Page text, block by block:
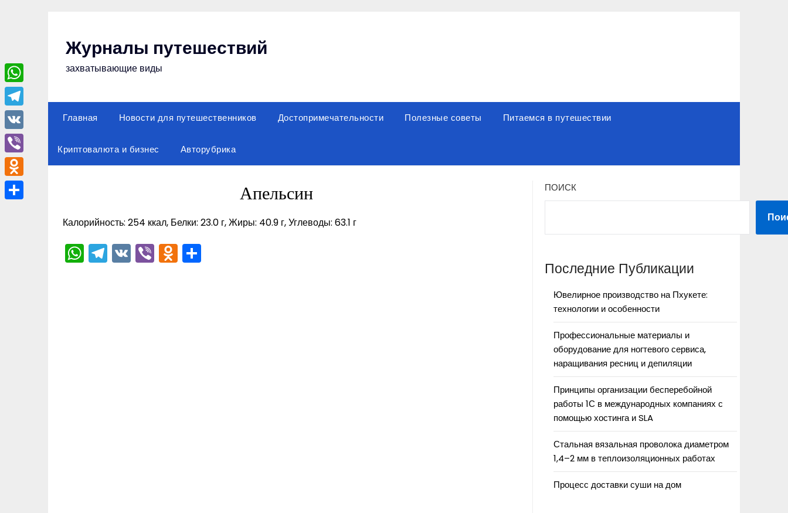
Журналы путешествий
захватывающие виды
Главная Новости для путешественников Достопримечательности Полезные советы Питаемся в путешествии
Криптовалюта и бизнес Авторубрика
Апельсин
Калорийность: 254 ккал, Белки: 23.0 г, Жиры: 40.9 г, Углеводы: 63.1 г
WhatsApp
Telegram
VKViberOdnoklassniki
ПОИСК
Последние Публикации
Ювелирное производство на Пхукете:
технологии и особенности
Профессиональные материалы и
оборудование для ногтевого сервиса,
наращивания ресниц и депиляции
Принципы организации бесперебойной
работы 1С в международных компаниях с
помощью хостинга и SLA
Стальная вязальная проволока диаметром
1,4–2 мм в теплоизоляционных работах
Процесс доставки суши на дом
WhatsApp
Telegram
VK
Viber
Odnoklassniki